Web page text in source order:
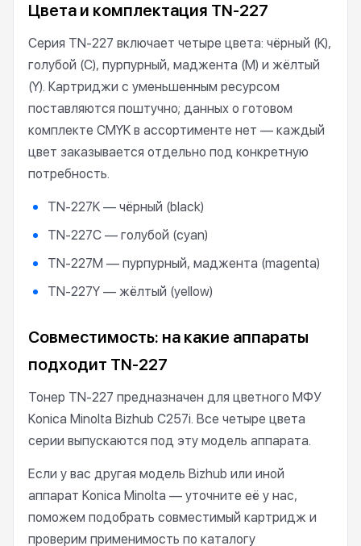
Цвета и комплектация TN-227
Серия TN-227 включает четыре цвета: чёрный (K),
голубой (C), пурпурный, маджента (M) и жёлтый
(Y). Картриджи с уменьшенным ресурсом
поставляются поштучно; данных о готовом
комплекте CMYK в ассортименте нет — каждый
цвет заказывается отдельно под конкретную
потребность.
TN-227K — чёрный (black)
TN-227C — голубой (cyan)
TN-227M — пурпурный, маджента (magenta)
TN-227Y — жёлтый (yellow)
Совместимость: на какие аппараты
подходит TN-227
Тонер TN-227 предназначен для цветного МФУ
Konica Minolta Bizhub C257i. Все четыре цвета
серии выпускаются под эту модель аппарата.
Если у вас другая модель Bizhub или иной
аппарат Konica Minolta — уточните её у нас,
поможем подобрать совместимый картридж и
проверим применимость по каталогу